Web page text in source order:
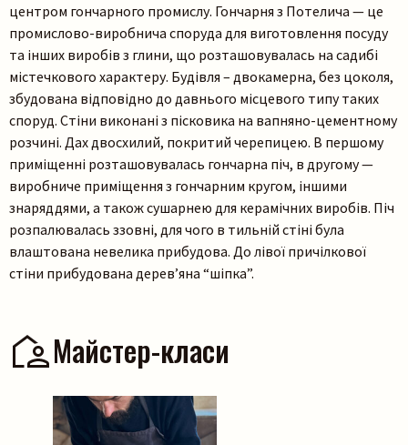
Пошук на сайті
центром гончарного промислу. Гончарня з Потелича — це
промислово-виробнича споруда для виготовлення посуду
та інших виробів з глини, що розташовувалась на садибі
містечкового характеру. Будівля – двокамерна, без цоколя,
збудована відповідно до давнього місцевого типу таких
споруд. Стіни виконані з пісковика на вапняно-цементному
розчині. Дах двосхилий, покритий черепицею. В першому
приміщенні розташовувалась гончарна піч, в другому —
виробниче приміщення з гончарним кругом, іншими
знаряддями, а також сушарнею для керамічних виробів. Піч
розпалювалась ззовні, для чого в тильній стіні була
влаштована невелика прибудова. До лівої причілкової
стіни прибудована дерев’яна “шіпка”.
Майстер-класи